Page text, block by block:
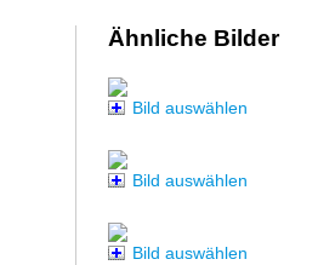
Ähnliche Bilder
Bild auswählen
Bild auswählen
Bild auswählen